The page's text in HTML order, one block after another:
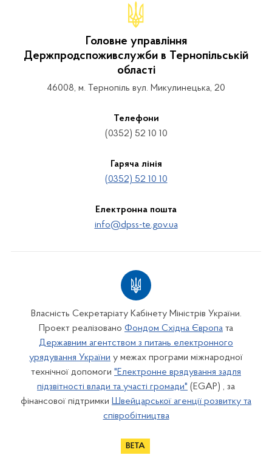
Головне управління
Держпродспоживслужби в Тернопільській
області
46008, м. Тернопіль вул. Микулинецька, 20
Телефони
(0352) 52 10 10
Гаряча лінія
(0352) 52 10 10
Електронна пошта
info@dpss-te.gov.ua
Власність Секретаріату Кабінету Міністрів України.
Проект реалізовано Фондом Східна Європа та
Державним агентством з питань електронного
урядування України у межах програми міжнародної
технічної допомоги "Електронне врядування задля
підзвітності влади та участі громади" (EGAP) , за
фінансової підтримки Швейцарської агенції розвитку та
співробітництва